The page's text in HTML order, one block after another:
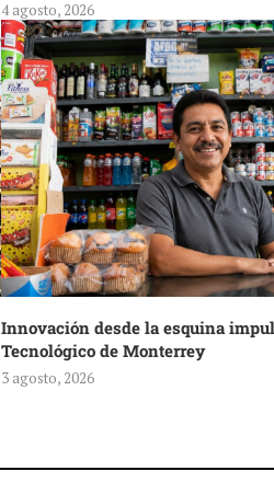
4 agosto, 2026
Innovación desde la esquina
Tecnológico de Monterrey
3 agosto, 2026